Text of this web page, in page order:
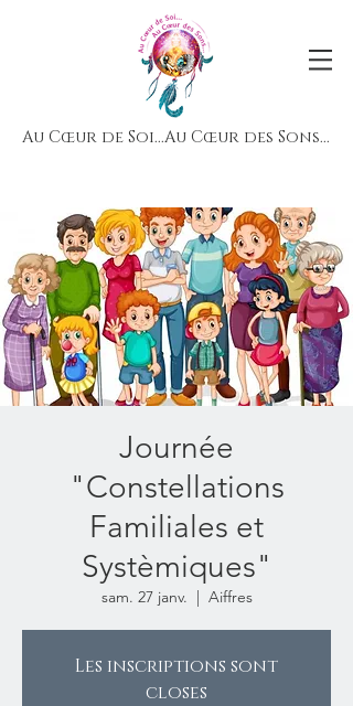
Au Cœur de Soi...Au Cœur des Sons...
Journée
"Constellations
Familiales et
Systèmiques"
sam. 27 janv.
  |
Aiffres
Les inscriptions sont
closes